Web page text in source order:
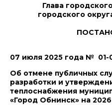
Глава
городского
07 июля 2025 года № 01-
Об отмене публичных
разработки и
теплоснабжения
«Город Обнинск» на